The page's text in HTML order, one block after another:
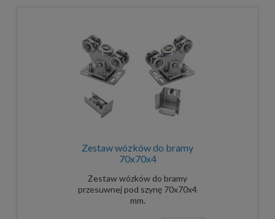
Zestaw wózków do bramy
70x70x4
Zestaw wózków do bramy
przesuwnej pod szynę 70x70x4
mm.